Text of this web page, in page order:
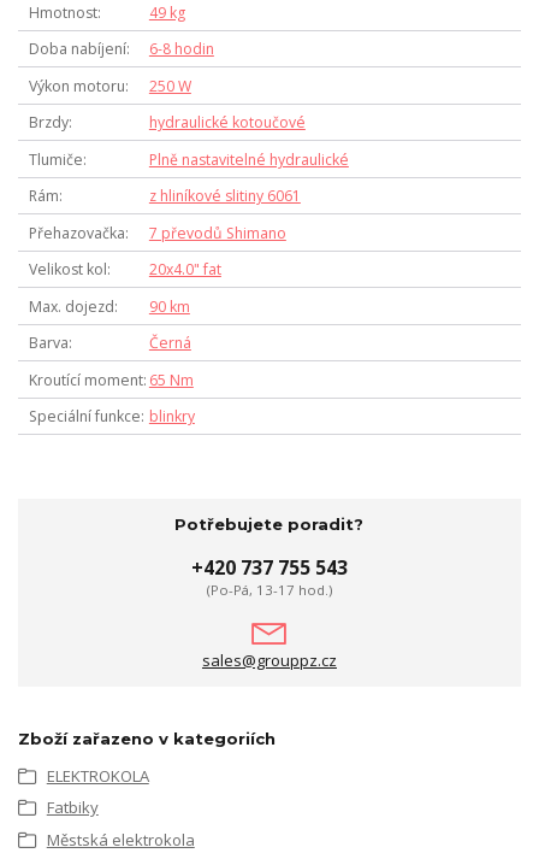
Hmotnost
49 kg
Doba nabíjení
6-8 hodin
Výkon motoru
250 W
Brzdy
hydraulické kotoučové
Tlumiče
Plně nastavitelné hydraulické
Rám
z hliníkové slitiny 6061
Přehazovačka
7 převodů Shimano
Velikost kol
20x4.0" fat
Max. dojezd
90 km
Barva
Černá
Kroutící moment 65 Nm
Speciální funkce blinkry
Potřebujete poradit?
+420 737 755 543
(Po-Pá, 13-17 hod.)
sales@grouppz.cz
Zboží zařazeno v kategoriích
ELEKTROKOLA
Fatbiky
Městská elektrokola